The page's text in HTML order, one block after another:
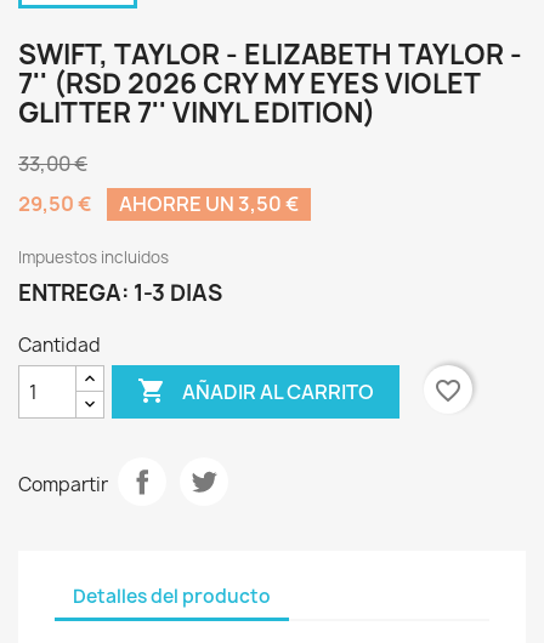
SWIFT, TAYLOR - ELIZABETH TAYLOR -
7'' (RSD 2026 CRY MY EYES VIOLET
GLITTER 7'' VINYL EDITION)
33,00 €
29,50 €
AHORRE UN 3,50 €
Impuestos incluidos
ENTREGA: 1-3 DIAS
Cantidad
 AÑADIR AL CARRITO favorite_border
Compartir
Detalles del producto